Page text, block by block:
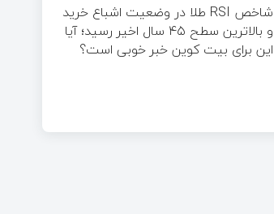
شاخص RSI طلا در وضعیت اشباع خرید
و بالاترین سطح ۴۵ سال اخیر رسید؛ آیا
این برای بیت کوین خبر خوبی است؟